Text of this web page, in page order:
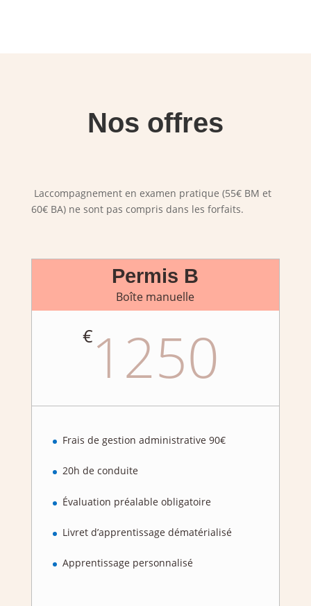
Nos offres
Laccompagnement en examen pratique (55€ BM et
60€ BA) ne sont pas compris dans les forfaits.
Permis B
Boîte manuelle
€1250
Frais de gestion administrative 90€
20h de conduite
Évaluation préalable obligatoire
Livret d’apprentissage dématérialisé
Apprentissage personnalisé